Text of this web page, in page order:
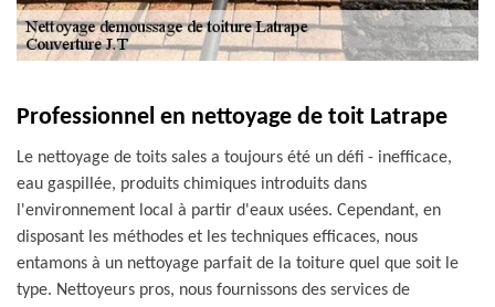
Professionnel en nettoyage de toit Latrape
Le nettoyage de toits sales a toujours été un défi - inefficace,
eau gaspillée, produits chimiques introduits dans
l'environnement local à partir d'eaux usées. Cependant, en
disposant les méthodes et les techniques efficaces, nous
entamons à un nettoyage parfait de la toiture quel que soit le
type. Nettoyeurs pros, nous fournissons des services de